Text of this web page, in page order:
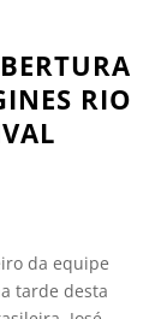
RIO
da equipe
tarde desta